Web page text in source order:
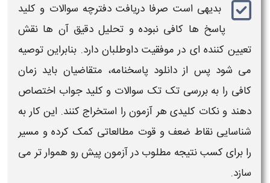
بدیهی است صرفا دریافت دفترچه سوالات و کلید
پاسخ‌ ها کافی نبوده و تحلیل دقیق آن‌ ها نقش
تعیین‌ کننده‌ ای در موفقیت داوطلبان دارد. بنابراین توصیه
می‌ شود پس از دانلود پاسخنامه، متقاضیان باید زمان
کافی را به بررسی تک تک سوالات و کلید جواب اختصاص
دهند و نکات کلیدی هر آزمون را استخراج کنند. این کار به
شناسایی نقاط ضعف و قوت مطالعاتی کمک کرده و مسیر
را برای کسب نتیجه مطلوب درآزمونپیش رو هموار تر می‌
سازد.